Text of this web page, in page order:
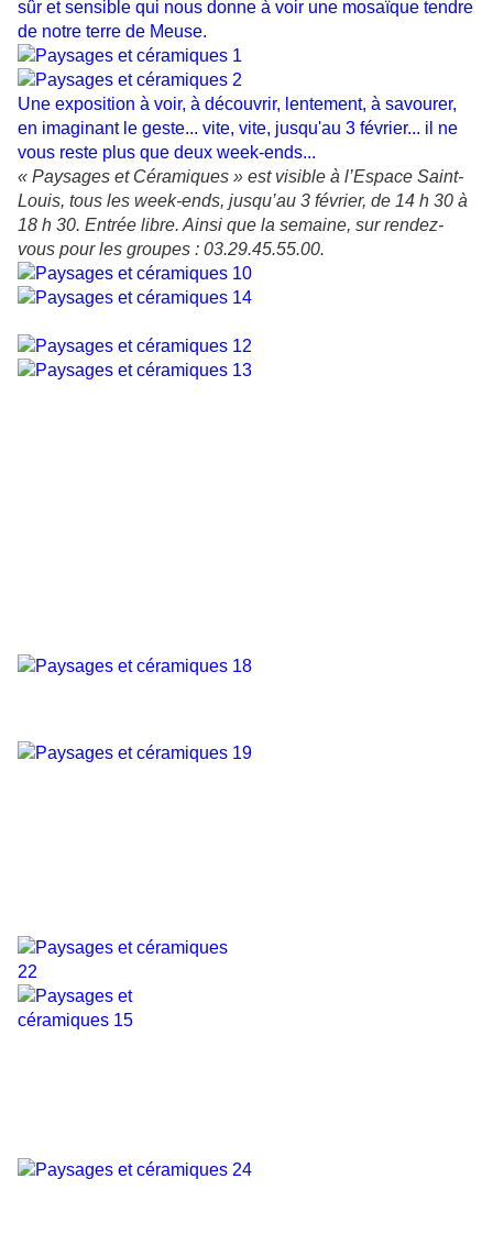
sûr et sensible qui nous donne à voir une mosaïque tendre
de notre terre de Meuse.
Une exposition à voir, à découvrir, lentement, à savourer,
en imaginant le geste... vite, vite, jusqu'au 3 février... il ne
vous reste plus que deux week-ends...
« Paysages et Céramiques » est visible à l’Espace Saint-
Louis, tous les week-ends, jusqu’au 3 février, de 14 h 30 à
18 h 30. Entrée libre. Ainsi que la semaine, sur rendez-
vous pour les groupes : 03.29.45.55.00.